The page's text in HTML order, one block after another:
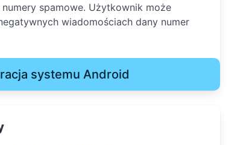
spamowe. Użytkownik może
wiadomościach dany numer
systemu Android